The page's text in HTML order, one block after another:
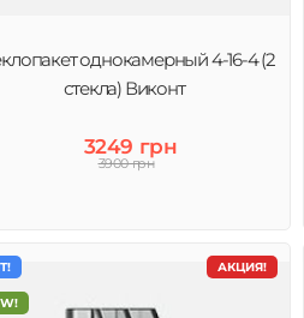
однокамерный 4-16-4 (2
стекла) Виконт
3249 грн
3900 грн
АКЦИЯ!